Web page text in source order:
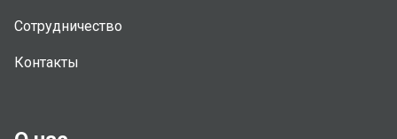
Сотрудничество
Контакты